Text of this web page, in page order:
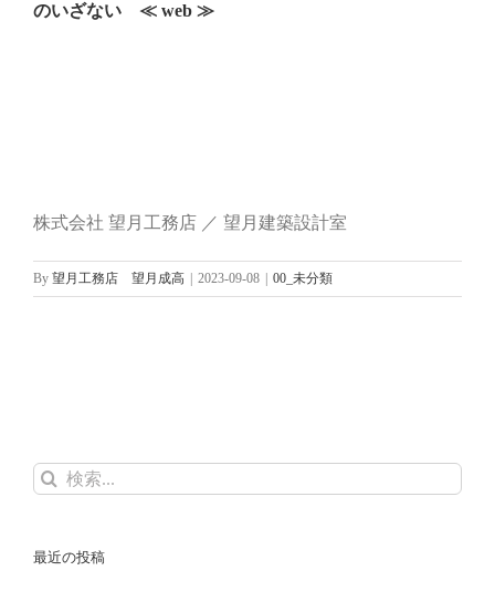
のいざない ≪ web ≫
株式会社 望月工務店 ／ 望月建築設計室
By 望月工務店 望月成高 2023-09-08 00_未分類
検
最近の投稿